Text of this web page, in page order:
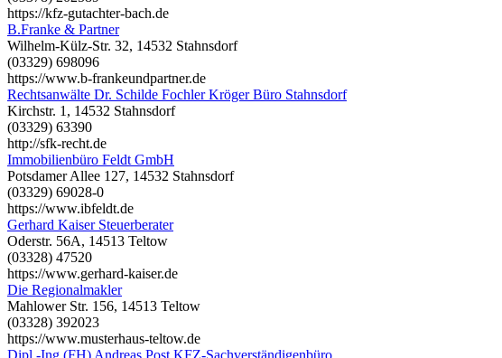
https://kfz-gutachter-bach.de
B.Franke & Partner
Wilhelm-Külz-Str. 32, 14532 Stahnsdorf
(03329) 698096
https://www.b-frankeundpartner.de
Rechtsanwälte Dr. Schilde Fochler Kröger Büro Stahnsdorf
Kirchstr. 1, 14532 Stahnsdorf
(03329) 63390
http://sfk-recht.de
Immobilienbüro Feldt GmbH
Potsdamer Allee 127, 14532 Stahnsdorf
(03329) 69028-0
https://www.ibfeldt.de
Gerhard Kaiser Steuerberater
Oderstr. 56A, 14513 Teltow
(03328) 47520
https://www.gerhard-kaiser.de
Die Regionalmakler
Mahlower Str. 156, 14513 Teltow
(03328) 392023
https://www.musterhaus-teltow.de
Dipl.-Ing.(FH) Andreas Post KFZ-Sachverständigenbüro